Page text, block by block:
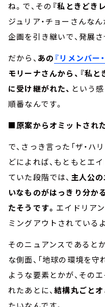
ね。で、その 『私ときどき
ジュリア・チョーさんな
企画を引き継いで、発展さ
だから、 あの 『リメンバー
モリーナさんから、『私
に受け継がれた、 という
順番なんです。
■原案からオミットされ
で、さっき言った「ザ・ハ
どによれば、もともとエ
ていた段階では、 主人公
いなものがはっきり分か
たそうです。 エイドリア
ミングアウトされている
そのニュアンスである
な側面、「地球の環境を
ような要素とかが、その
れたあとに、結構丸ごとオ